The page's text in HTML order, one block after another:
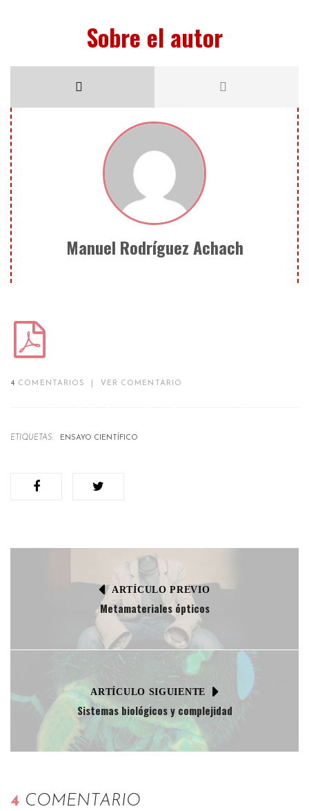
Sobre el autor
Manuel Rodríguez Achach
4 COMENTARIOS VER COMENTARIO
ETIQUETAS: ENSAYO CIENTÍFICO
ARTÍCULO PREVIO
Metamateriales ópticos
ARTÍCULO SIGUIENTE
Sistemas biológicos y complejidad
4 COMENTARIO